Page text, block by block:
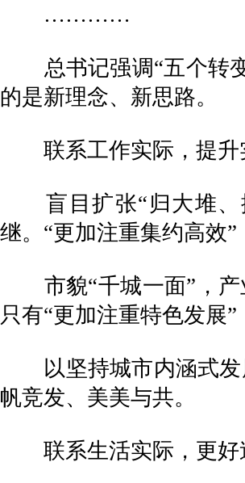
…………
总书记强调“五个转变
的是新理念、新思路。
联系工作实际，提升
盲目扩张“归大堆、
继。“更加注重集约高效
市貌“千城一面”，产
只有“更加注重特色发展
以坚持城市内涵式发
帆竞发、美美与共。
联系生活实际，更好